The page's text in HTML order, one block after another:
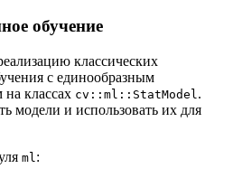
обучение
классических
с единообразным
классах cv::ml::StatModel .
модели и использовать их для
ml :